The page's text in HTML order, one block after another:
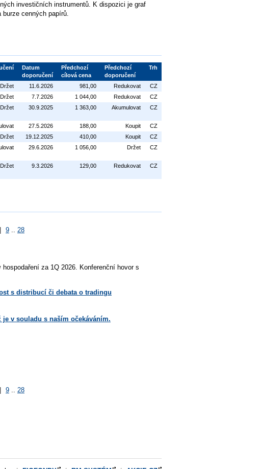
investičních instrumentů. K dispozici je graf
cenných papírů.
Datum
doporučení
Předchozí
cílová cena
Předchozí
doporučení
Trh
Držet 11.6.2026 981,00 Redukovat
CZ
Držet 7.7.2026 1 044,00 Redukovat
CZ
Držet 30.9.2025 1 363,00 Akumulovat CZ
27.5.2026 188,00 Koupit
CZ
Držet 19.12.2025 410,00 Koupit
CZ
29.6.2026 1 056,00 Držet CZ
Držet 9.3.2026 129,00 Redukovat CZ
| 9 28
za 1Q 2026. Konferenční hovor s
s distribucí či debata o tradingu
v souladu s naším očekáváním.
9 .. 28